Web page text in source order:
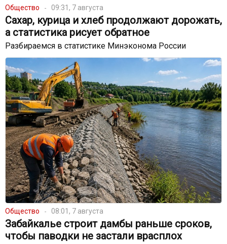
Общество 09:31, 7 августа
Сахар, курица и хлеб продолжают дорожать,
а статистика рисует обратное
Разбираемся в статистике Минэконома России
Общество 08:01, 7 августа
Забайкалье строит дамбы раньше сроков,
чтобы паводки не застали врасплох